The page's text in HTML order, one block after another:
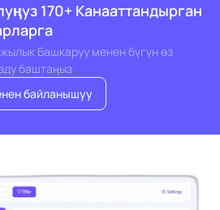
170+ Канааттандырган
Башкаруу менен бүгүн өз
баштаңыз
байланышуу